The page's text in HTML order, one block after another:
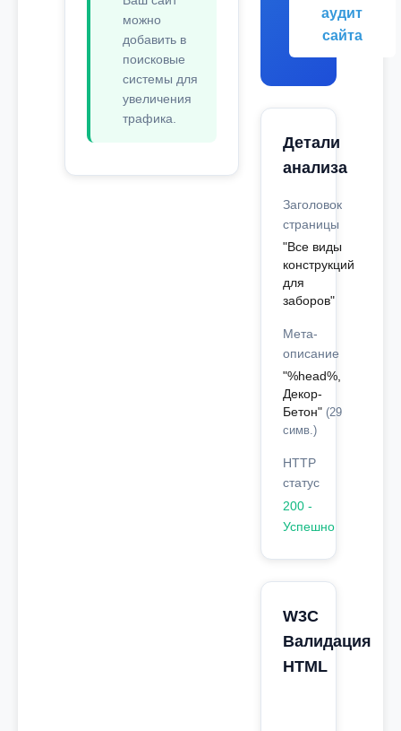
можно
добавить в
поисковые
системы для
увеличения
трафика.
аудит
сайта
Детали
анализа
Заголовок
страницы
"Все виды
конструкций
для
заборов"
Мета-
описание
"%head%,
Декор-
Бетон" (29
симв.)
HTTP
статус
200 -
Успешно
W3C
Валидация
HTML